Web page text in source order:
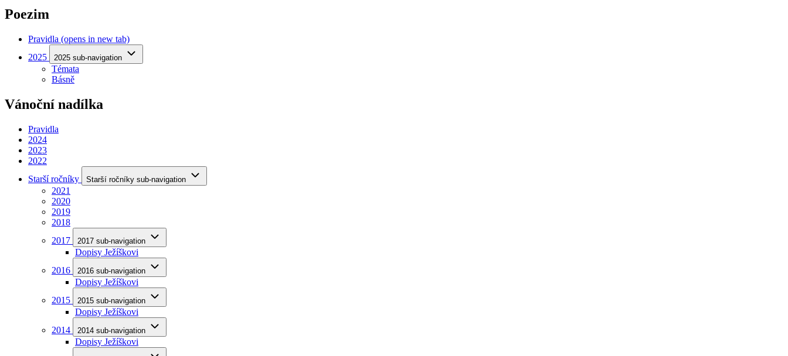
Poezim
Pravidla (opens in new tab)
2025
2025 sub-navigation
Témata
Básně
Vánoční nadílka
Pravidla
2024
2023
2022
Starší ročníky
Starší ročníky sub-navigation
2021
2020
2019
2018
2017
2017 sub-navigation
Dopisy Ježíškovi
2016
2016 sub-navigation
Dopisy Ježíškovi
2015
2015 sub-navigation
Dopisy Ježíškovi
2014
2014 sub-navigation
Dopisy Ježíškovi